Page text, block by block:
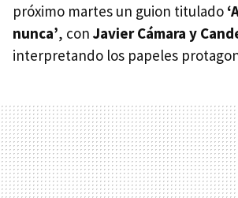
próximo martes un guion titulado
nunca’, con Javier Cámara y
interpretando los papeles